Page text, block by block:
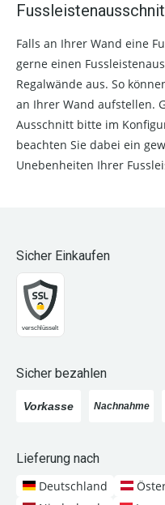
Falls an Ihrer Wand eine
gerne einen
Regalwände aus. So
an Ihrer Wand aufstellen.
Ausschnitt bitte im
beachten Sie dabei ein
Unebenheiten Ihrer
Sicher Einkaufen
Sicher bezahlen
Lieferung nach
Deutschland